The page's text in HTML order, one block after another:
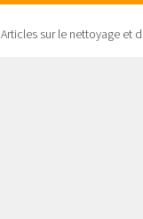
Articles sur le nettoyage et